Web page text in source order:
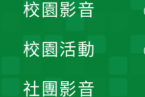
校園影音
校園活動
社團影音